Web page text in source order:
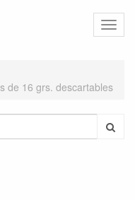
de 16 grs. descartables